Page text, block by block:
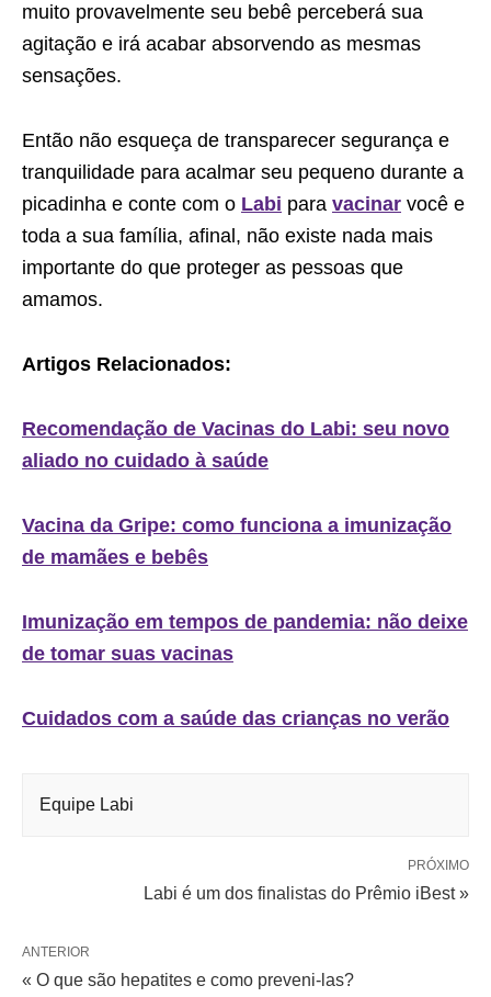
muito provavelmente seu bebê perceberá sua
agitação e irá acabar absorvendo as mesmas
sensações.
Então não esqueça de transparecer segurança e
tranquilidade para acalmar seu pequeno durante a
picadinha e conte com o Labi para vacinar você e
toda a sua família, afinal, não existe nada mais
importante do que proteger as pessoas que
amamos.
Artigos Relacionados:
Recomendação de Vacinas do Labi: seu novo
aliado no cuidado à saúde
Vacina da Gripe: como funciona a imunização
de mamães e bebês
Imunização em tempos de pandemia: não deixe
de tomar suas vacinas
Cuidados com a saúde das crianças no verão
Equipe Labi
PRÓXIMO
Labi é um dos finalistas do Prêmio iBest »
ANTERIOR
« O que são hepatites e como preveni-las?